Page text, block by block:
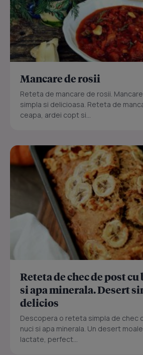
Mancare de rosii
Reteta de mancare de rosii.
simpla si delicioasa. Reteta de
ceapa, ardei copt si...
Reteta de chec de post
si apa minerala. Desert
delicios
Descopera o reteta simpla de chec
nuci si apa minerala. Un desert
lactate, perfect...